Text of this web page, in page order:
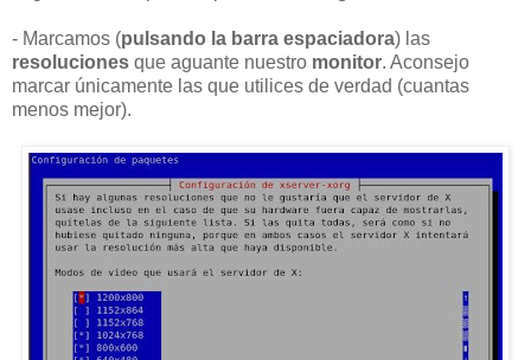
- Marcamos (pulsando la barra espaciadora) las
resoluciones que aguante nuestro monitor. Aconsejo
marcar únicamente las que utilices de verdad (cuantas
menos mejor).